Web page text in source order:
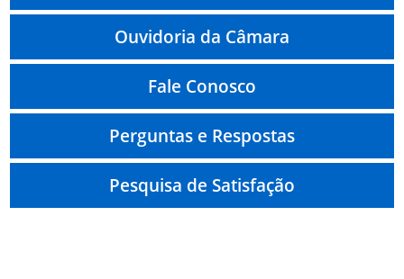
Ouvidoria da Câmara
Fale Conosco
Perguntas e Respostas
Pesquisa de Satisfação